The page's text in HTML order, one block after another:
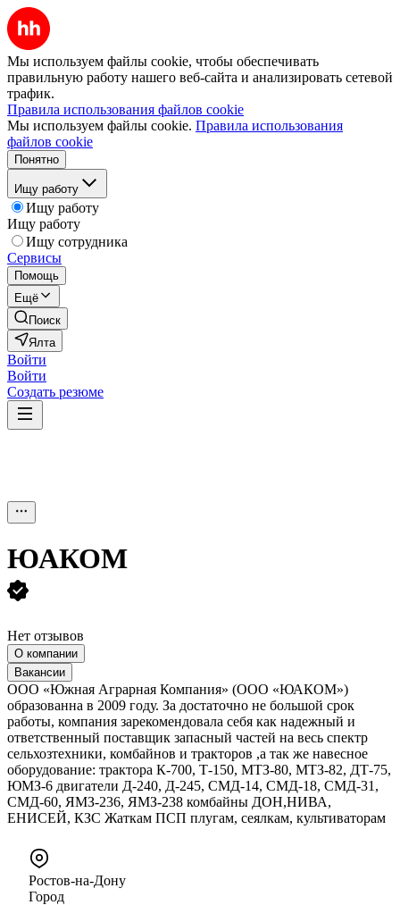
Мы используем файлы cookie, чтобы обеспечивать
правильную работу нашего веб-сайта и анализировать сетевой
трафик.
Правила использования файлов cookie
Мы используем файлы cookie. Правила использования
файлов cookie
Понятно
Ищу работу
Ищу работу
Ищу работу
Ищу сотрудника
Сервисы
Помощь
Ещё
Поиск
Ялта
Войти
Войти
Создать резюме
ЮАКОМ
Нет отзывов
О компании
Вакансии
ООО «Южная Аграрная Компания» (ООО «ЮАКОМ»)
образованна в 2009 году. За достаточно не большой срок
работы, компания зарекомендовала себя как надежный и
ответственный поставщик запасный частей на весь спектр
сельхозтехники, комбайнов и тракторов ,а так же навесное
оборудование: трактора К-700, Т-150, МТЗ-80, МТЗ-82, ДТ-75,
ЮМЗ-6 двигатели Д-240, Д-245, СМД-14, СМД-18, СМД-31,
СМД-60, ЯМЗ-236, ЯМЗ-238 комбайны ДОН,НИВА,
ЕНИСЕЙ, КЗС Жаткам ПСП плугам, сеялкам, культиваторам
Ростов-на-Дону
Город